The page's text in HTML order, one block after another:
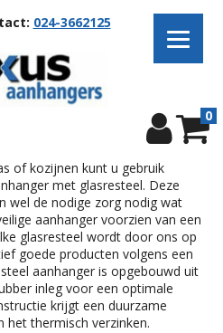
024-3662125
0
of kozijnen kunt u gebruik
met glasresteel. Deze
wel de nodige zorg nodig wat
aanhanger voorzien van een
glasresteel wordt door ons op
goede producten volgens een
aanhanger is opgebouwd uit
inleg voor een optimale
krijgt een duurzame
het thermisch verzinken.